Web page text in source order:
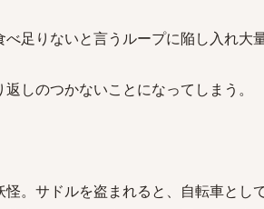
足りないと言うループに陥し入れ大
しのつかないことになってしまう。
。サドルを盗まれると、自転車とし